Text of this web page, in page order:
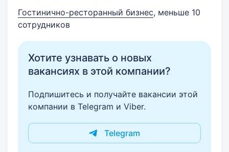
Гостинично-ресторанный бизнес, меньше 10
сотрудников
Хотите узнавать о новых
вакансиях в этой компании?
Подпишитесь и получайте вакансии этой
компании в Telegram и Viber.
Telegram